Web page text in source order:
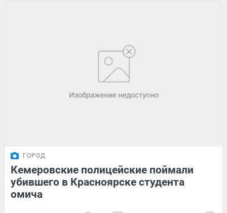
ГОРОД
Кемеровские полицейские поймали
убившего в Красноярске студента
омича